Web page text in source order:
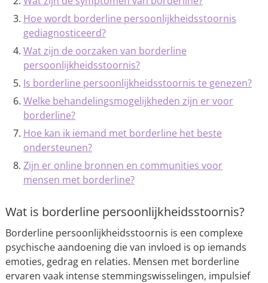
Hoe wordt borderline persoonlijkheidsstoornis
gediagnosticeerd?
Wat zijn de oorzaken van borderline
persoonlijkheidsstoornis?
Is borderline persoonlijkheidsstoornis te genezen?
Welke behandelingsmogelijkheden zijn er voor
borderline?
Hoe kan ik iemand met borderline het beste
ondersteunen?
Zijn er online bronnen en communities voor
mensen met borderline?
Wat is borderline persoonlijkheidsstoornis?
Borderline persoonlijkheidsstoornis is een complexe
psychische aandoening die van invloed is op iemands
emoties, gedrag en relaties. Mensen met borderline
ervaren vaak intense stemmingswisselingen, impulsief